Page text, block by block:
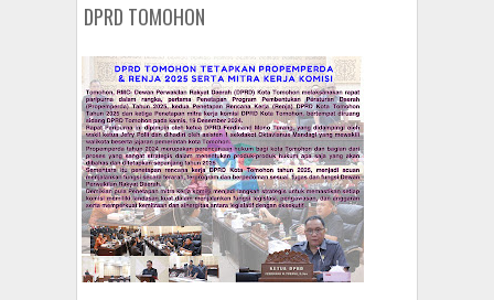
DPRD TOMOHON